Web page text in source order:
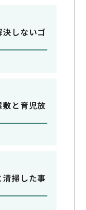
しないゴ
と育児放
掃した事